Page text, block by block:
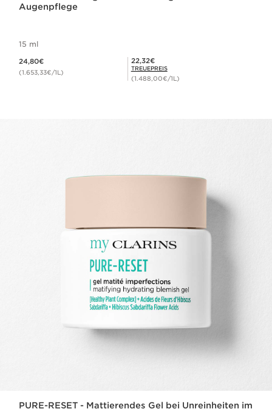
Augenpflege
15 ml
24,80€
(1.653,33€/1L)
Mitgliederpreis 22,32€
22,32€
TREUEPREIS
(1.488,00€/1L)
PURE-RESET - Mattierendes Gel bei Unreinheiten im